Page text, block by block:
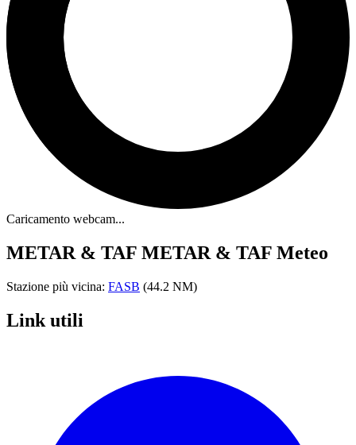
Caricamento webcam...
METAR & TAF METAR & TAF Meteo
Stazione più vicina: FASB (44.2 NM)
Link utili